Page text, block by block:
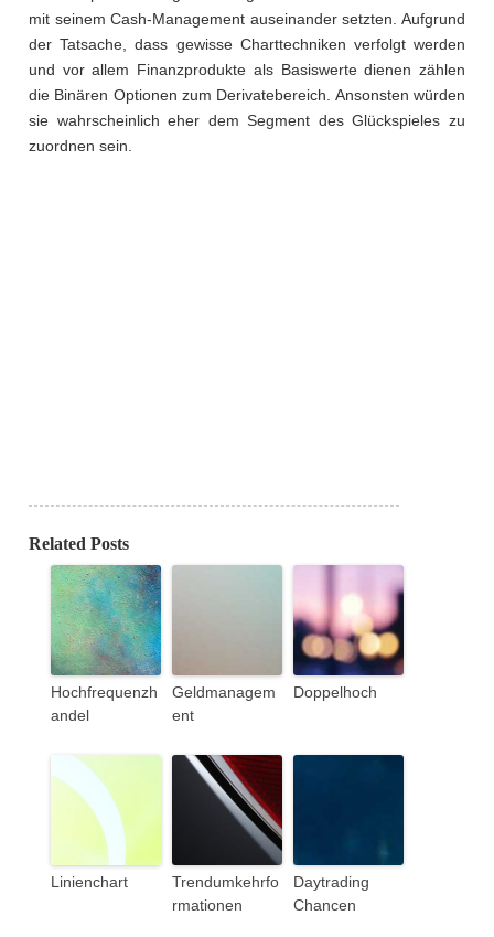
mit seinem Cash-Management auseinander setzten. Aufgrund
der Tatsache, dass gewisse Charttechniken verfolgt werden
und vor allem Finanzprodukte als Basiswerte dienen zählen
die Binären Optionen zum Derivatebereich. Ansonsten würden
sie wahrscheinlich eher dem Segment des Glückspieles zu
zuordnen sein.
Related Posts
Hochfrequenzh
andel
Geldmanagem
ent
Doppelhoch
Linienchart
Trendumkehrfo
rmationen
Daytrading
Chancen